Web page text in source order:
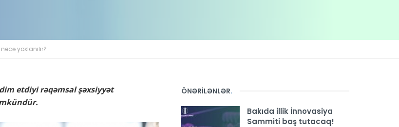
yoxlanılır?
etdiyi rəqəmsal şəxsiyyət
ÖNƏRİLƏNLƏR.
Bakıda illik İnnovasiya
Sammiti baş tutacaq!